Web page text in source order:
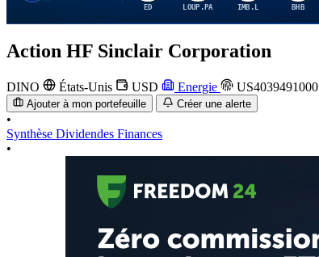
ED LOUP.PA IMB.L BHB
Action HF Sinclair Corporation
DINO États-Unis USD Energie US4039491000
Ajouter à mon portefeuille Créer une alerte
•
Synthèse Dividendes Finances
•